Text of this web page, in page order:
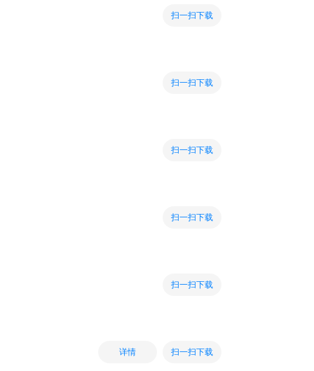
扫一扫下载
扫一扫下载
扫一扫下载
扫一扫下载
扫一扫下载
详情 扫一扫下载